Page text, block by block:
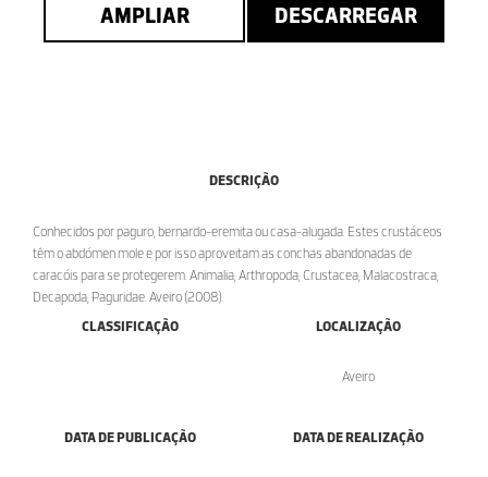
AMPLIAR DESCARREGAR
DESCRIÇÃO
Conhecidos por paguro, bernardo-eremita ou casa-alugada. Estes crustáceos
têm o abdómen mole e por isso aproveitam as conchas abandonadas de
caracóis para se protegerem. Animalia; Arthropoda; Crustacea; Malacostraca;
Decapoda; Paguridae. Aveiro (2008).
CLASSIFICAÇÃO
LOCALIZAÇÃO
Aveiro
DATA DE PUBLICAÇÃO DATA DE REALIZAÇÃO